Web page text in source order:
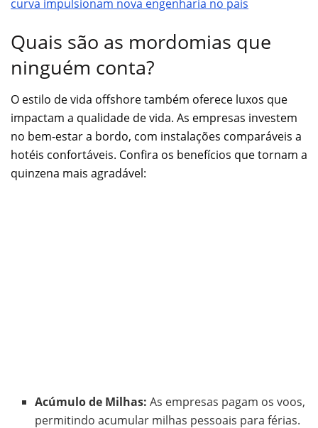
curva impulsionam nova engenharia no país
Quais são as mordomias que
ninguém conta?
O estilo de vida offshore também oferece luxos que
impactam a qualidade de vida. As empresas investem
no bem-estar a bordo, com instalações comparáveis a
hotéis confortáveis. Confira os benefícios que tornam a
quinzena mais agradável:
Acúmulo de Milhas: As empresas pagam os voos,
permitindo acumular milhas pessoais para férias.